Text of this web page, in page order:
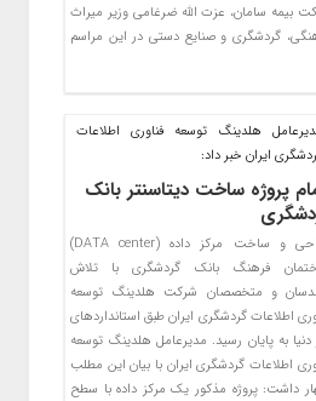
بیمه سامان، عزت الله ضرغامی وزیر میراث
گردشگری و صنایع دستی در این مراسم
هلدینگ توسعه فناوری اطلاعات
ایران خبر داد:
پروژه ساخت دیتاسنتر بانک
طراحی و ساخت مرکز داده (DATA center)
فرهنگ بانک گردشگری با تلاش
و متخصصان شرکت هلدینگ توسعه
اطلاعات گردشگری ایران طبق استانداردهای
دنیا به پایان رسید. مدیرعامل هلدینگ توسعه
اطلاعات گردشگری ایران با بیان این مطلب
داشت: پروژه مذکور یک مرکز داده با سطح